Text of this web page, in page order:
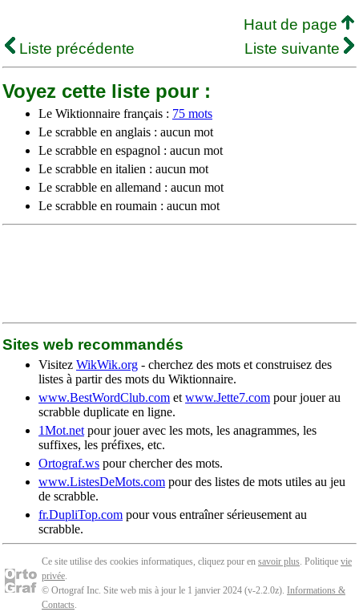
Haut de page
Liste précédente
Liste suivante
Voyez cette liste pour :
Le Wiktionnaire français : 75 mots
Le scrabble en anglais : aucun mot
Le scrabble en espagnol : aucun mot
Le scrabble en italien : aucun mot
Le scrabble en allemand : aucun mot
Le scrabble en roumain : aucun mot
Sites web recommandés
Visitez WikWik.org - cherchez des mots et construisez des
listes à partir des mots du Wiktionnaire.
www.BestWordClub.com et www.Jette7.com pour jouer au
scrabble duplicate en ligne.
1Mot.net pour jouer avec les mots, les anagrammes, les
suffixes, les préfixes, etc.
Ortograf.ws pour chercher des mots.
www.ListesDeMots.com pour des listes de mots utiles au jeu
de scrabble.
fr.DupliTop.com pour vous entraîner sérieusement au
scrabble.
Ce site utilise des cookies informatiques, cliquez pour en savoir plus. Politique vie
privée.
© Ortograf Inc. Site web mis à jour le 1 janvier 2024 (v-2.2.0z). Informations &
Contacts.